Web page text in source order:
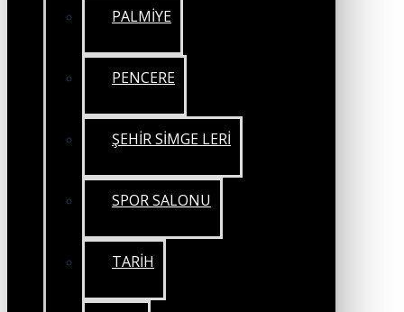
PALMİYE
PENCERE
ŞEHİR SİMGE LERİ
SPOR SALONU
TARİH